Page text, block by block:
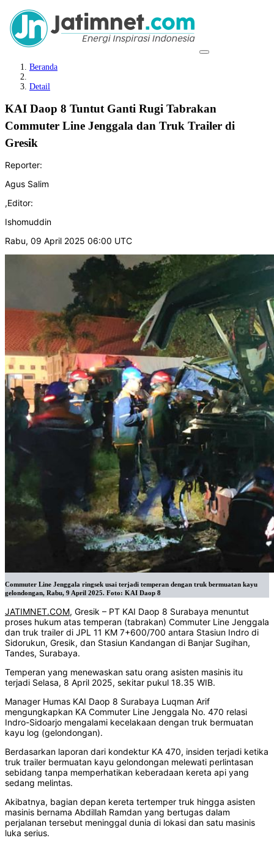
Beranda
Detail
KAI Daop 8 Tuntut Ganti Rugi Tabrakan
Commuter Line Jenggala dan Truk Trailer di
Gresik
Reporter:
Agus Salim
,Editor:
Ishomuddin
Rabu, 09 April 2025 06:00 UTC
Commuter Line Jenggala ringsek usai terjadi temperan dengan truk bermuatan kayu
gelondongan, Rabu, 9 April 2025. Foto: KAI Daop 8
JATIMNET.COM, Gresik – PT KAI Daop 8 Surabaya menuntut
proses hukum atas temperan (tabrakan) Commuter Line Jenggala
dan truk trailer di JPL 11 KM 7+600/700 antara Stasiun Indro di
Sidorukun, Gresik, dan Stasiun Kandangan di Banjar Sugihan,
Tandes, Surabaya.
Temperan yang menewaskan satu orang asisten masinis itu
terjadi Selasa, 8 April 2025, sekitar pukul 18.35 WIB.
Manager Humas KAI Daop 8 Surabaya Luqman Arif
mengungkapkan KA Commuter Line Jenggala No. 470 relasi
Indro-Sidoarjo mengalami kecelakaan dengan truk bermuatan
kayu log (gelondongan).
Berdasarkan laporan dari kondektur KA 470, insiden terjadi ketika
truk trailer bermuatan kayu gelondongan melewati perlintasan
sebidang tanpa memperhatikan keberadaan kereta api yang
sedang melintas.
Akibatnya, bagian depan kereta tertemper truk hingga asisten
masinis bernama Abdillah Ramdan yang bertugas dalam
perjalanan tersebut meninggal dunia di lokasi dan satu masinis
luka serius.